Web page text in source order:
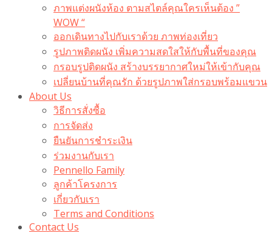
ภาพแต่งผนังห้อง ตามสไตล์คุณใครเห็นต้อง ”
WOW “
ออกเดินทางไปกับเราด้วย ภาพท่องเที่ยว
รูปภาพติดผนัง เพิ่มความสดใสให้กับพื้นที่ของคุณ
กรอบรูปติดผนัง สร้างบรรยากาศใหม่ให้เข้ากับคุณ
เปลี่ยนบ้านที่คุณรัก ด้วยรูปภาพใส่กรอบพร้อมแขวน​
About Us
วิธีการสั่งซื้อ
การจัดส่ง
ยืนยันการชำระเงิน
ร่วมงานกับเรา
Pennello Family
ลูกค้าโครงการ
เกี่ยวกับเรา
Terms and Conditions
Contact Us